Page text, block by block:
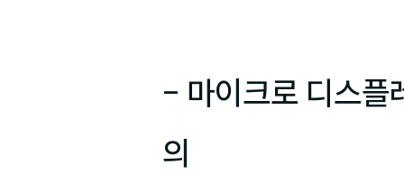
- 마이크로 디스플
의